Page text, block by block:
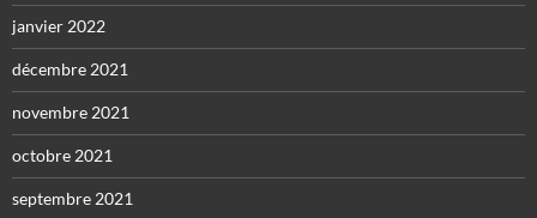
janvier 2022
décembre 2021
novembre 2021
octobre 2021
septembre 2021